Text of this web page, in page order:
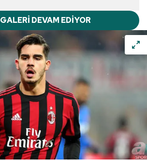
GALERİ DEVAM EDİYOR